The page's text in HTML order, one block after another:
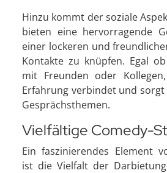
Hinzu kommt der soziale
bieten eine hervorragende
einer lockeren und
Kontakte zu knüpfen. Egal
mit Freunden oder
Erfahrung verbindet und
Gesprächsthemen.
Vielfältige Comedy-
Ein faszinierendes Element
ist die Vielfalt der